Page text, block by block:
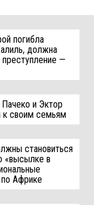
погибла
должна
—
Пачеко и Эктор
к своим семьям
становиться
«высылке в
Африке